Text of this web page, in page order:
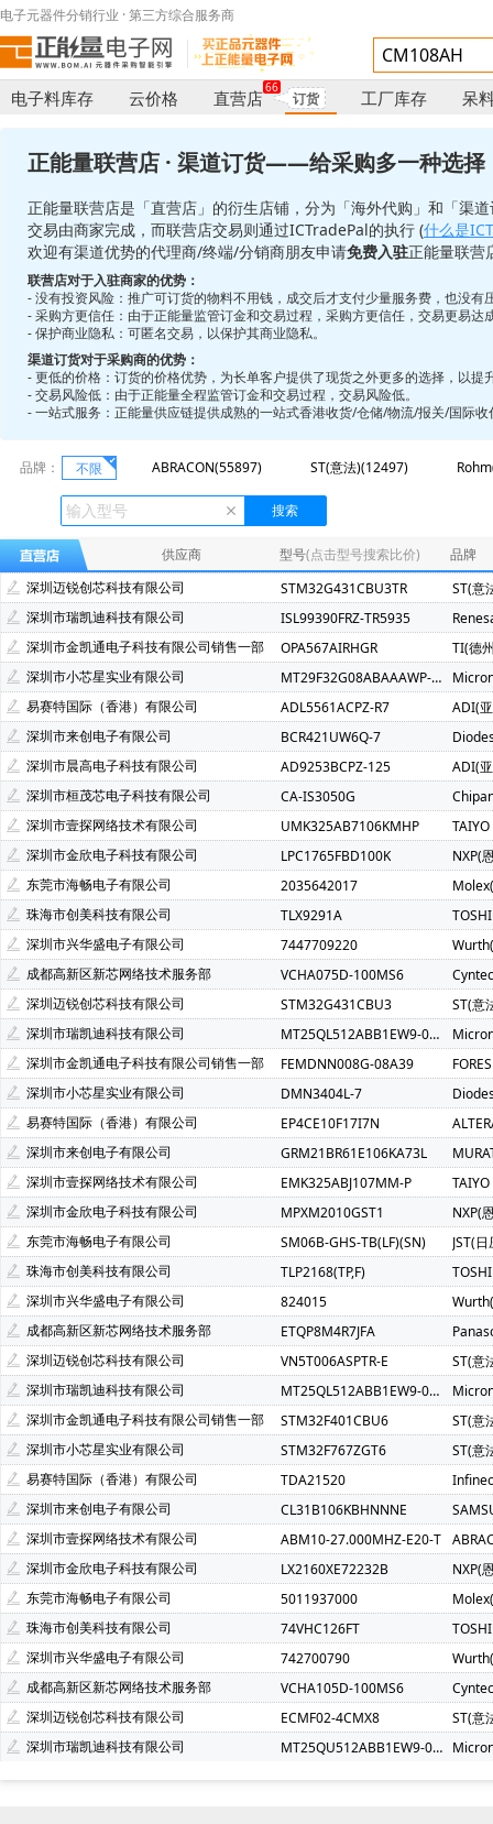
电子元器件分销行业 · 第三方综合服务商
电子料库存 云价格 直营店
66
订货 工厂库存 呆
正能量联营店 · 渠道订货——给采购多一种选择
正能量联营店是「直营店」的衍生店铺，分为「海外代购」和「渠
交易由商家完成，而联营店交易则通过ICTradePal的执行 (什么是
欢迎有渠道优势的代理商/终端/分销商朋友申请免费入驻正能量联营
联营店对于入驻商家的优势：
- 没有投资风险：推广可订货的物料不用钱，成交后才支付少量服务费，也没有
- 采购方更信任：由于正能量监管订金和交易过程，采购方更信任，交易更易达
- 保护商业隐私：可匿名交易，以保护其商业隐私。
渠道订货对于采购商的优势：
- 更低的价格：订货的价格优势，为长单客户提供了现货之外更多的选择，以提
- 交易风险低：由于正能量全程监管订金和交易过程，交易风险低。
- 一站式服务：正能量供应链提供成熟的一站式香港收货/仓储/物流/报关/国际
品牌： 不限 ABRACON(55897) ST(意法)(12497)
Ecliptek(507)
TOSHIBA(东芝)(400)
XLSEMI(芯龙)(185)
Renesas(瑞萨)(162)
Mindmotion(灵动微)(72)
JST(日压)(70)
Cyntec(乾坤
Infineon(英飞凌)(49)
Hisilicon(海思)(40)
Cachip(锦锐
SGMICRO(圣邦微)(34)
Cypress(赛普拉斯)(31)
Brightking(台湾君耀)(22)
MotorComm(裕太微)(22)
SILICON LABS(芯科)(20)
RUNIC(润石)(19)
Chiplntelli(
LOWPOWER(微源半导体)(14)
HED(华大电子)(13)
X-
XILINX(赛灵思)(10)
Nuvoton(新唐)(9)
WALTER(华德)(9)
SAMSUNG(三星)(7)
BERYL(绿宝石)(7)
ORIENTAL
YXC(扬兴晶振)(5)
STE(松田)(5)
Geehy(珠海极海)(5)
Wayon(上海维安)(3)
Maxlinear(迈凌)(3)
Qorvo(威讯联
Chinamobile(中移物联网)(3)
BYD(比亚迪)(3)
HDSC(华
fangtek(方泰)(2)
KINETIC(芯凯)(2)
Littelfuse(力特)(2)
TXC(晶技)(2)
e2v technologies(2)
Astrodyne TDI
Joulwatt(杰华特)(2)
SOUTHCHIP(南芯)(2)
CXMT(长鑫
Atmel(爱特梅尔)(1)
Avago(安华高)(1)
BELLING(上海贝
C&K Components(1)
Everest-semi(顺芯)(1)
ESMT(晶
INTEL(英特尔)(1)
IXYS(艾赛斯)(1)
Lattice(莱迪斯)(1)
PULSE ELECTRONICS(1)
Rubycon(红宝石)(1)
U-BLOX(
SOC(赛元微)(1)
Createk Micro(达晶微)(1)
TONTEK(台
Anlogic(安路科技)(1)
HEXIN(禾芯微)(1)
Chipanalog(川
SHOU HAN(首韩)(1)
RYCHiP(蕊源)(1) Unilc(紫光国芯
供应商 型号(点击型号搜索比价)
品牌
深圳迈锐创芯科技有限公司
STM32G431CBU3TR
ST(意
深圳市瑞凯迪科技有限公司
ISL99390FRZ-TR5935
深圳市金凯通电子科技有限公司销售一部
OPA567AIRHGR
TI(德
深圳市小芯星实业有限公司
MT29F32G08ABAAAWP-ITZ:A
易赛特国际（香港）有限公司
ADL5561ACPZ-R7
ADI(
深圳市来创电子有限公司
BCR421UW6Q-7
深圳市晨高电子科技有限公司
AD9253BCPZ-125
ADI(
深圳市桓茂芯电子科技有限公司
CA-IS3050G
深圳市壹探网络技术有限公司
UMK325AB7106KMHP
深圳市金欣电子科技有限公司
LPC1765FBD100K
NXP(
东莞市海畅电子有限公司
2035642017
珠海市创美科技有限公司
TLX9291A
深圳市兴华盛电子有限公司
7447709220
成都高新区新芯网络技术服务部
VCHA075D-100MS6
深圳迈锐创芯科技有限公司
STM32G431CBU3
ST(意
深圳市瑞凯迪科技有限公司
MT25QL512ABB1EW9-0SIT
深圳市金凯通电子科技有限公司销售一部
FEMDNN008G-08A39
深圳市小芯星实业有限公司
DMN3404L-7
易赛特国际（香港）有限公司
EP4CE10F17I7N
深圳市来创电子有限公司
GRM21BR61E106KA73L
深圳市壹探网络技术有限公司
EMK325ABJ107MM-P
深圳市金欣电子科技有限公司
MPXM2010GST1
NXP(
东莞市海畅电子有限公司
SM06B-GHS-TB(LF)(SN)
JST(
珠海市创美科技有限公司
TLP2168(TP,F)
深圳市兴华盛电子有限公司
824015
成都高新区新芯网络技术服务部
ETQP8M4R7JFA
深圳迈锐创芯科技有限公司
VN5T006ASPTR-E
ST(意
深圳市瑞凯迪科技有限公司
MT25QL512ABB1EW9-0SIT
深圳市金凯通电子科技有限公司销售一部
STM32F401CBU6
ST(意
深圳市小芯星实业有限公司
STM32F767ZGT6
ST(意
易赛特国际（香港）有限公司
TDA21520
深圳市来创电子有限公司
CL31B106KBHNNNE
深圳市壹探网络技术有限公司
ABM10-27.000MHZ-E20-T
深圳市金欣电子科技有限公司
LX2160XE72232B
NXP(
东莞市海畅电子有限公司
5011937000
珠海市创美科技有限公司
74VHC126FT
深圳市兴华盛电子有限公司
742700790
成都高新区新芯网络技术服务部
VCHA105D-100MS6
深圳迈锐创芯科技有限公司
ECMF02-4CMX8
ST(意
深圳市瑞凯迪科技有限公司
MT25QU512ABB1EW9-0SIT